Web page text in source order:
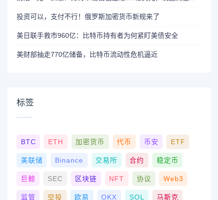
投资可以，支付不行！俄罗斯加密货币新规来了
美日联手救市960亿：比特币持有者为何紧盯美债安全
美财部抽走770亿储备，比特币流动性危机逼近
标签
BTC ETH 加密货币 代币 币安 ETF
美联储 Binance 交易所 合约 稳定币
巨鲸 SEC 区块链 NFT 协议 Web3
监管 空投 欧易 OKX SOL 马斯克